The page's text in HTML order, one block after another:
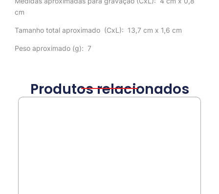
cm
Tamanho total aproximado (CxL): 13,7 cm x 1,6 cm
Peso aproximado (g): 7
Produtos relacionados